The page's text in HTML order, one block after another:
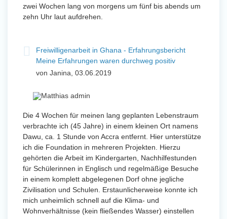
zwei Wochen lang von morgens um fünf bis abends um
zehn Uhr laut aufdrehen.
Freiwilligenarbeit in Ghana - Erfahrungsbericht
Meine Erfahrungen waren durchweg positiv
von Janina, 03.06.2019
Die 4 Wochen für meinen lang geplanten Lebenstraum
verbrachte ich (45 Jahre) in einem kleinen Ort namens
Dawu, ca. 1 Stunde von Accra entfernt. Hier unterstütze
ich die Foundation in mehreren Projekten. Hierzu
gehörten die Arbeit im Kindergarten, Nachhilfestunden
für Schülerinnen in Englisch und regelmäßige Besuche
in einem komplett abgelegenen Dorf ohne jegliche
Zivilisation und Schulen. Erstaunlicherweise konnte ich
mich unheimlich schnell auf die Klima- und
Wohnverhältnisse (kein fließendes Wasser) einstellen